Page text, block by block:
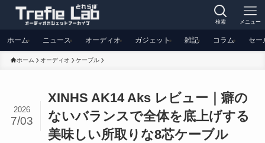
検索 メニュー
ホーム ニュース オーディオ ガジェット 雑記 コラム セー
ホーム オーディオ ケーブル
XINHS AK14 Aks レビュー｜癖の
ないバランスで全体を底上げする
美味しい所取りな8芯ケーブル
2026
7/03